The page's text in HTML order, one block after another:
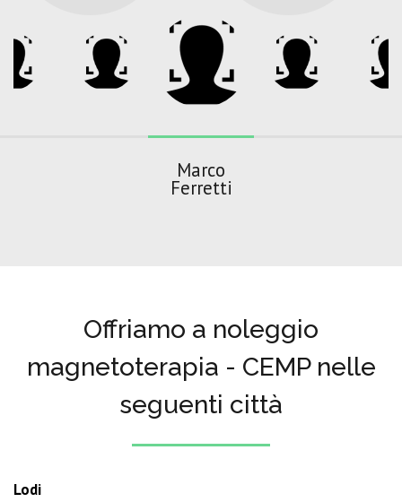
Marco
Ferretti
Offriamo a noleggio
magnetoterapia - CEMP nelle
seguenti città
Lodi